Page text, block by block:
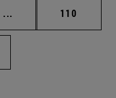
... Páginas intermedias
Página
110